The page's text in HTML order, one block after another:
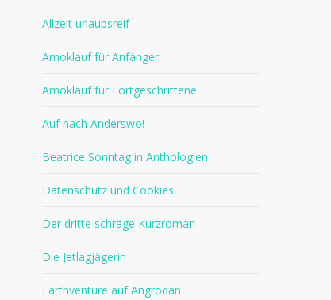
Allzeit urlaubsreif
Amoklauf für Anfänger
Amoklauf für Fortgeschrittene
Auf nach Anderswo!
Beatrice Sonntag in Anthologien
Datenschutz und Cookies
Der dritte schräge Kurzroman
Die Jetlagjägerin
Earthventure auf Angrodan